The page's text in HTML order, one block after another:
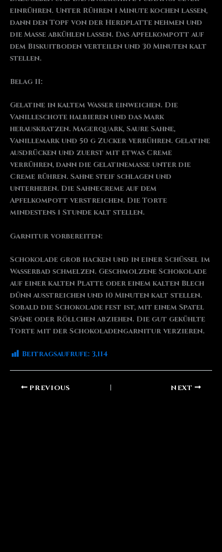
einrühren. Unter Rühren 1 Minute kochen lassen,
dann den Topf von der Herdplatte nehmen und
die Masse abkühlen lassen. Das Apfelkompott auf
dem Biskuitboden verteilen und 30 Minuten kalt
stellen.
Belag II:
Gelatine in kaltem Wasser einweichen. Die
Vanilleschote halbieren und das Mark
herauskratzen. Magerquark, Saure Sahne,
Vanillemark und 50 g Zucker verrühren. Gelatine
ausdrücken und zuerst mit etwas Creme
verrühren, dann die Gelatinemasse unter die
Creme rühren. Sahne steif schlagen und
unterheben. Die Sahnecreme auf dem
Apfelkompott verstreichen. Die Torte
mindestens 1 Stunde kalt stellen.
Garnitur vorbereiten:
Schokolade grob hacken und in einer Schüssel im
Wasserbad schmelzen. Geschmolzene Schokolade
auf einer kalten Platte oder einem kalten Blech
dünn ausstreichen und 10 Minuten kalt stellen.
Sobald die Schokolade fest ist, mit einem Spatel
Späne oder Röllchen abziehen. Die gut gekühlte
Torte mit der Schokoladengarnitur verzieren.
Beitragsaufrufe: 3,114
PREVIOUS NEXT